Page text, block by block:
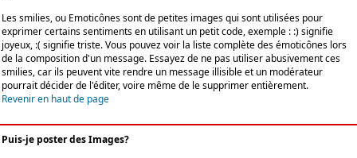
Les smilies, ou Emoticônes sont de petites images qui sont utilisées pour
exprimer certains sentiments en utilisant un petit code, exemple : :) signifie
joyeux, :( signifie triste. Vous pouvez voir la liste complète des émoticônes lors
de la composition d'un message. Essayez de ne pas utiliser abusivement ces
smilies, car ils peuvent vite rendre un message illisible et un modérateur
pourrait décider de l'éditer, voire même de le supprimer entièrement.
Revenir en haut de page
Puis-je poster des Images?